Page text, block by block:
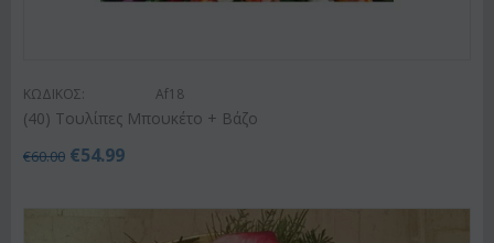
ΚΩΔΙΚΟΣ: Af18
(40) Τουλίπες Μπουκέτο + Βάζο
€60.00 €54.99